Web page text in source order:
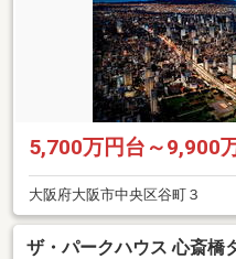
5,700万円台～9,900
大阪府大阪市中央区谷町３
ザ・パークハウス 心斎橋